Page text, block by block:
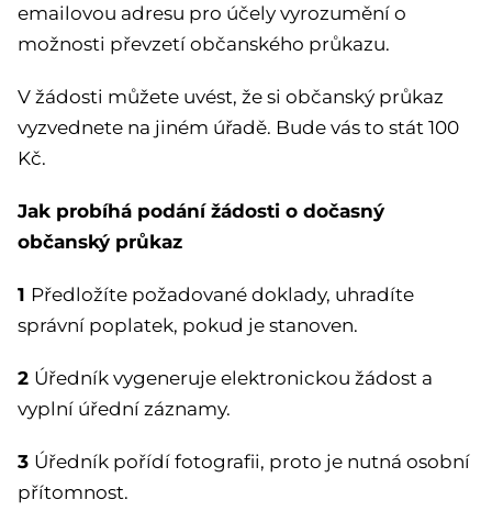
emailovou adresu pro účely vyrozumění o
možnosti převzetí občanského průkazu.
V žádosti můžete uvést, že si občanský průkaz
vyzvednete na jiném úřadě. Bude vás to stát 100
Kč.
Jak probíhá podání žádosti o dočasný
občanský průkaz
1 Předložíte požadované doklady, uhradíte
správní poplatek, pokud je stanoven.
2 Úředník vygeneruje elektronickou žádost a
vyplní úřední záznamy.
3 Úředník pořídí fotografii, proto je nutná osobní
přítomnost.